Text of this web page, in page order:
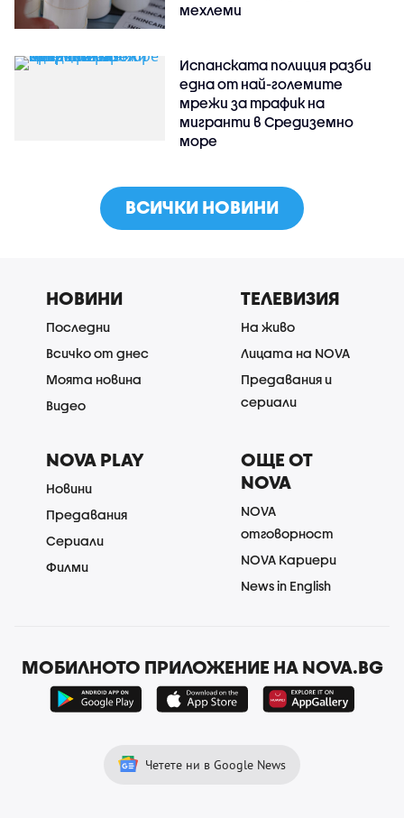
мехлеми
Испанската полиция разби
една от най-големите
мрежи за трафик на
мигранти в Средиземно
море
ВСИЧКИ НОВИНИ
НОВИНИ
Последни
Всичко от днес
Моята новина
Видео
ТЕЛЕВИЗИЯ
На живо
Лицата на NOVA
Предавания и
сериали
NOVA PLAY
Новини
Предавания
Сериали
Филми
ОЩЕ ОТ
NOVA
NOVA
отговорност
NOVA Кариери
News in English
МОБИЛНОТО ПРИЛОЖЕНИЕ НА NOVA.BG
Четете ни в Google News